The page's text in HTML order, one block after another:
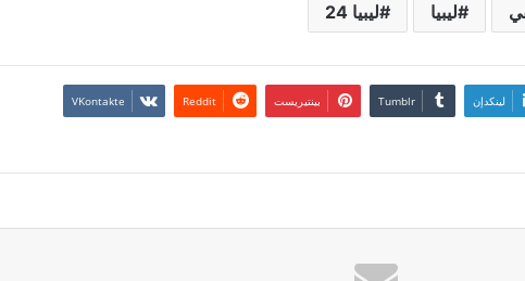
ليبيا ليبيا 24
لينكدإن بينتيريست